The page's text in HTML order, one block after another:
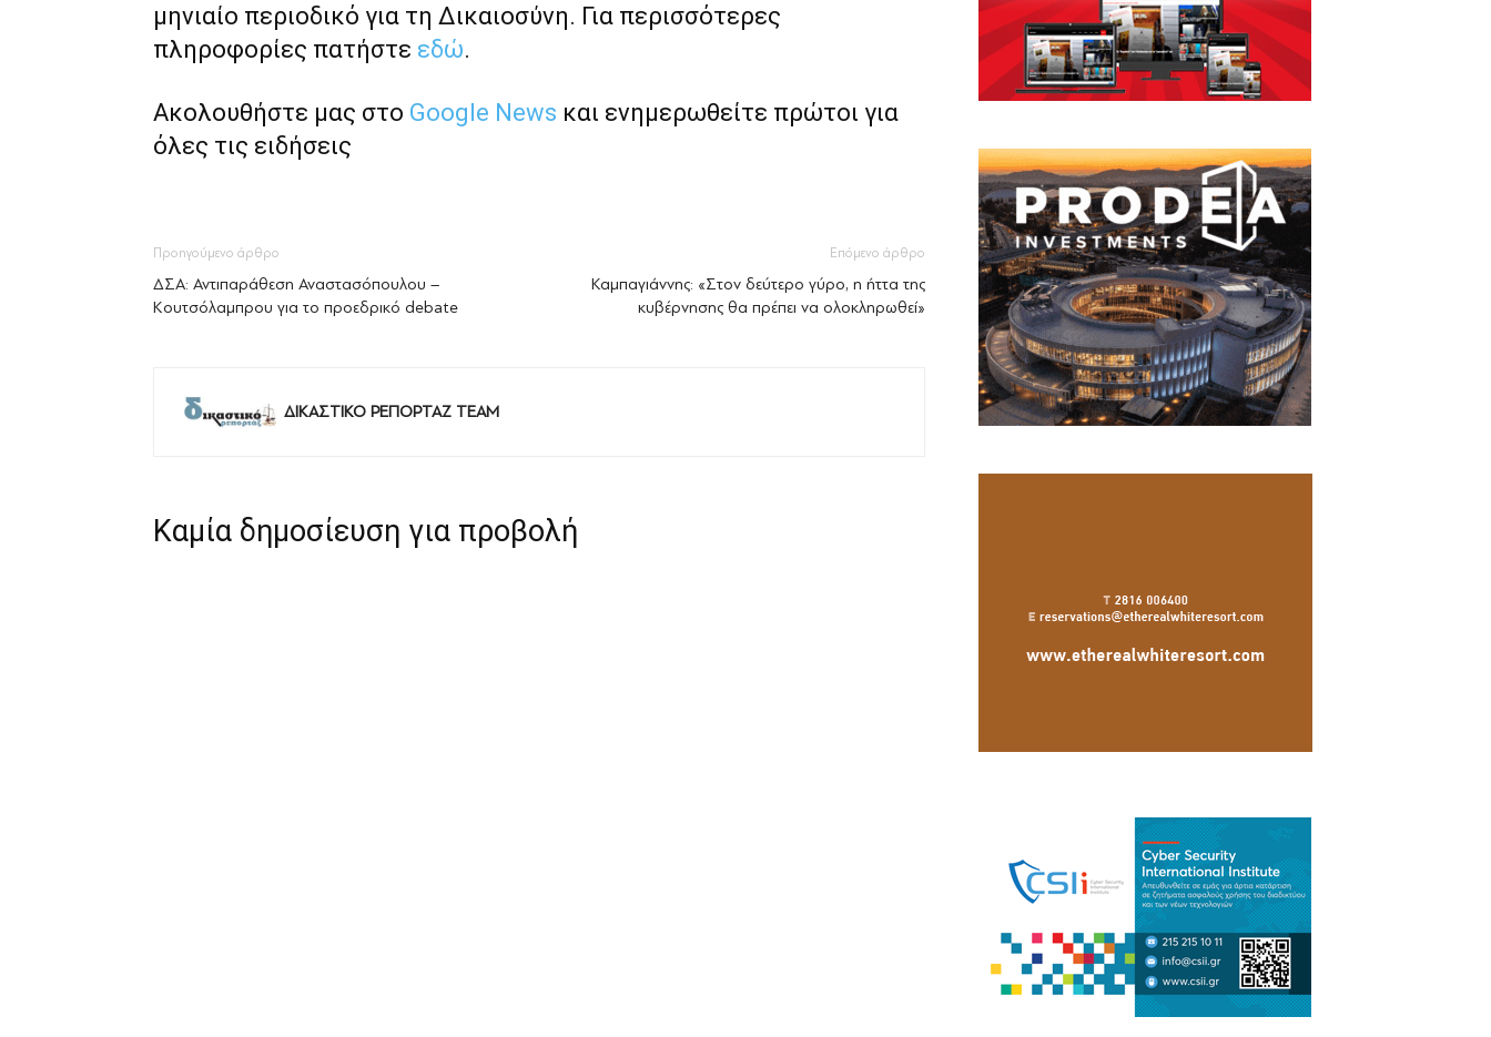
μηνιαίο περιοδικό για τη Δικαιοσύνη. Για περισσότερες
πληροφορίες πατήστε εδώ.
Ακολουθήστε μας στο Google News και ενημερωθείτε πρώτοι για
όλες τις ειδήσεις
Προηγούμενο άρθρο
ΔΣΑ: Αντιπαράθεση Αναστασόπουλου –
Κουτσόλαμπρου για το προεδρικό debate
Επόμενο άρθρο
Καμπαγιάννης: «Στον δεύτερο γύρο, η ήττα της
κυβέρνησης θα πρέπει να ολοκληρωθεί»
ΔΙΚΑΣΤΙΚΟ ΡΕΠΟΡΤΑΖ TEAM
Καμία δημοσίευση για προβολή